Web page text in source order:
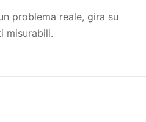
problema reale, gira su
misurabili.